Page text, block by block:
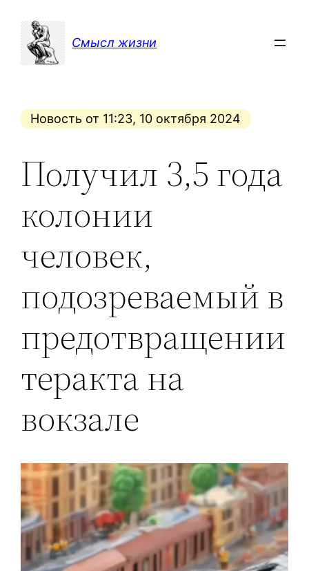
содержимому
Смысл жизни
Новость от 11:23, 10 октября 2024
Получил 3,5 года
колонии
человек,
подозреваемый в
предотвращении
теракта на
вокзале